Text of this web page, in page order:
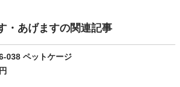
・あげますの関連記事
038 ペットケージ